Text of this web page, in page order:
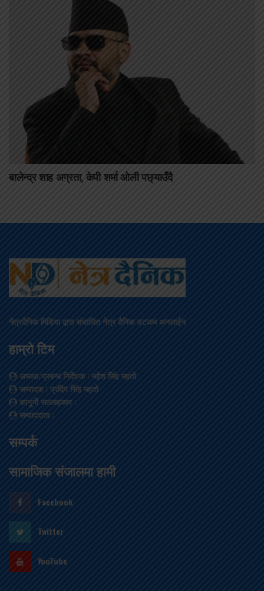
बालेन्द्र शाह अग्रता, केपी शर्मा ओली पछ्याउँदै
नेत्रदैनिक मिडिया द्वारा संचालित नेत्र दैनिक डटकम अनलाईन
हाम्रो टिम
अध्यक्ष/प्रबन्ध निर्देशक: महेश सिंह महतो
सम्पादक: प्रदिप सिंह महतो
कानूनी सल्लाहकार:
सम्वाददाता:
सम्पर्क
सामाजिक संजालमा हामी
Facebook
Twitter
YouTube